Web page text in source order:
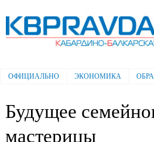
Электронная газета "Кабардино-
Балкарская правда"
Главное меню
ОФИЦИАЛЬНО ЭКОНОМИКА
Будущее
мастерицы